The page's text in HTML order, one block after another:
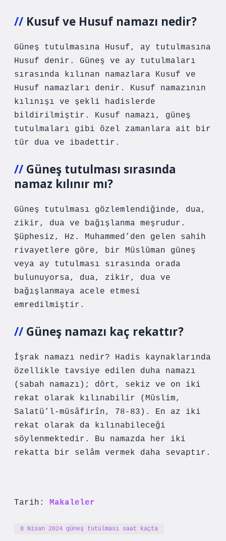
Kusuf ve Husuf namazı nedir?
Güneş tutulmasına Husuf, ay tutulmasına
Husuf denir. Güneş ve ay tutulmaları
sırasında kılınan namazlara Kusuf ve
Husuf namazları denir. Kusuf namazının
kılınışı ve şekli hadislerde
bildirilmiştir. Kusuf namazı, güneş
tutulmaları gibi özel zamanlara ait bir
tür dua ve ibadettir.
Güneş tutulması sırasında
namaz kılınır mı?
Güneş tutulması gözlemlendiğinde, dua,
zikir, dua ve bağışlanma meşrudur.
Şüphesiz, Hz. Muhammed’den gelen sahih
rivayetlere göre, bir Müslüman güneş
veya ay tutulması sırasında orada
bulunuyorsa, dua, zikir, dua ve
bağışlanmaya acele etmesi
emredilmiştir.
Güneş namazı kaç rekattır?
İşrak namazı nedir? Hadis kaynaklarında
özellikle tavsiye edilen duha namazı
(sabah namazı); dört, sekiz ve on iki
rekat olarak kılınabilir (Müslim,
Salatü’l-müsâfirîn, 78-83). En az iki
rekat olarak da kılınabileceği
söylenmektedir. Bu namazda her iki
rekatta bir selâm vermek daha sevaptır.
Tarih: Makaleler
8 Nisan 2024 güneş tutulması saat kaçta